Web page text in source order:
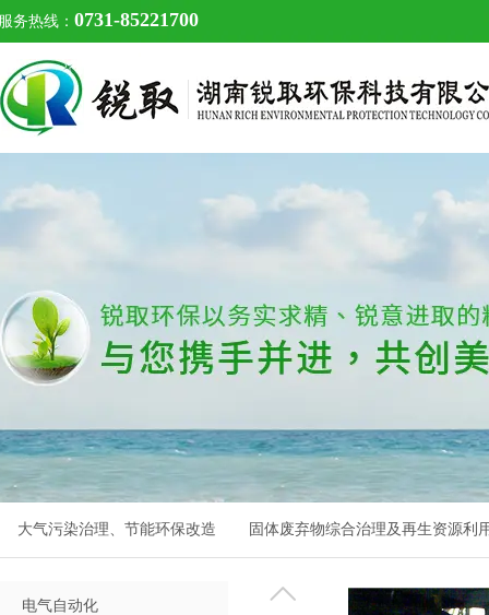
务热线： 0731-85221700
大气污染治理、节能环保改造 固体废弃物综合治理及再生资源利
电气自动化